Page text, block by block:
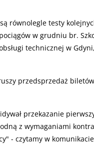
równolegle testy
w grudniu br.
technicznej w
przedsprzedaż
przekazanie
z wymaganiami
- czytamy w